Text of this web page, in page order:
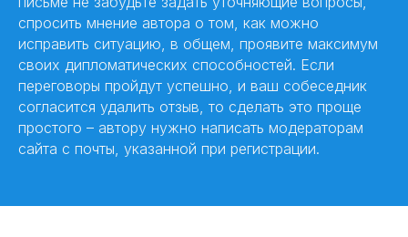
спросить мнение автора о том, как можно
исправить ситуацию, в общем, проявите максимум
своих дипломатических способностей. Если
переговоры пройдут успешно, и ваш собеседник
согласится удалить отзыв, то сделать это проще
простого – автору нужно написать модераторам
сайта с почты, указанной при регистрации.